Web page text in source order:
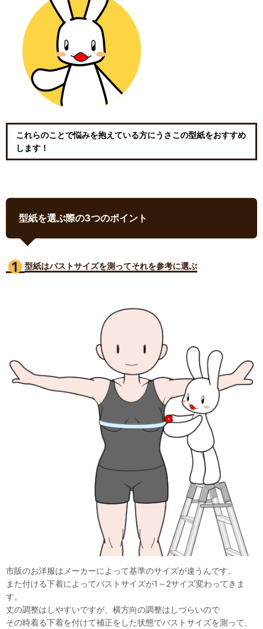
これらのことで悩みを抱えている方にうさこの型紙をおすすめ
します！
型紙を選ぶ際の3つのポイント
型紙はバストサイズを測ってそれを参考に選ぶ
市販のお洋服はメーカーによって基準のサイズが違うんです。
また付ける下着によってバストサイズが1～2サイズ変わってきま
す。
丈の調整はしやすいですが、横方向の調整はしづらいので
その時着る下着を付けて補正をした状態でバストサイズを測って、